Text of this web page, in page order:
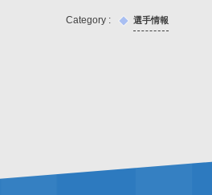
選手情報